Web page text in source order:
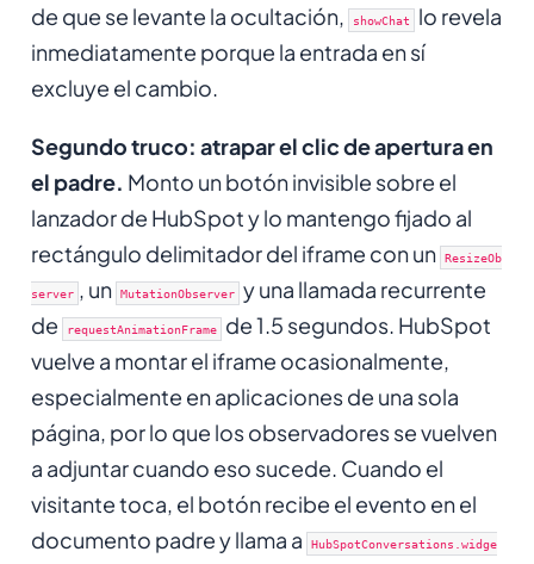
de que se levante la ocultación,
showChat lo revela
inmediatamente porque la entrada en sí
excluye el cambio.
Segundo truco: atrapar el clic de apertura en
el padre. Monto un botón invisible sobre el
lanzador de HubSpot y lo mantengo fijado al
rectángulo delimitador del iframe con un ResizeOb
server , un MutationObserver y una llamada recurrente
de
requestAnimationFrame de 1.5 segundos. HubSpot
vuelve a montar el iframe ocasionalmente,
especialmente en aplicaciones de una sola
página, por lo que los observadores se vuelven
a adjuntar cuando eso sucede. Cuando el
visitante toca, el botón recibe el evento en el
documento padre y llama a
HubSpotConversations.widge